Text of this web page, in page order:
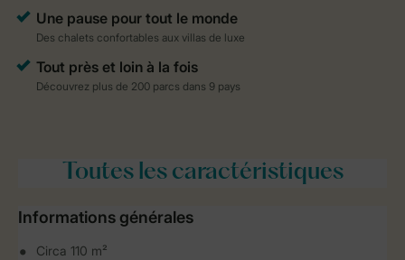
Toutesles caractéristiques
Informations générales
Circa 110 m²